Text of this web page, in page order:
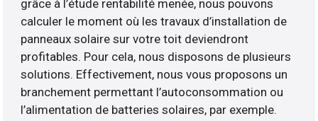
grâce à l’étude rentabilité menée, nous pouvons
calculer le moment où les travaux d’installation de
panneaux solaire sur votre toit deviendront
profitables. Pour cela, nous disposons de plusieurs
solutions. Effectivement, nous vous proposons un
branchement permettant l’autoconsommation ou
l’alimentation de batteries solaires, par exemple.